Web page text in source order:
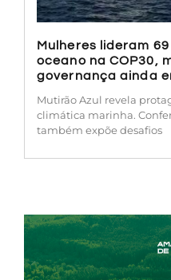
Mulheres lideram
oceano na COP30,
governança ainda
Mutirão Azul revela
climática marinha.
também expõe desafios